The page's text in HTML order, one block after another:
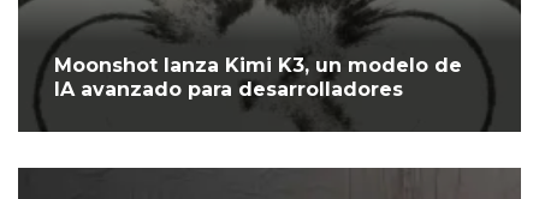
Moonshot lanza Kimi K3, un modelo de
IA avanzado para desarrolladores